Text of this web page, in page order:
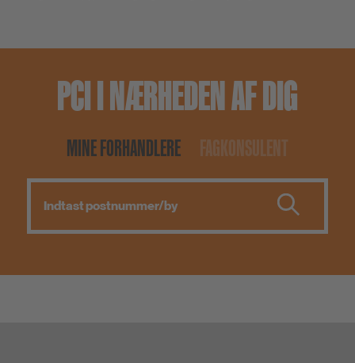
PCI I NÆRHEDEN AF DIG
MINE FORHANDLERE FAGKONSULENT